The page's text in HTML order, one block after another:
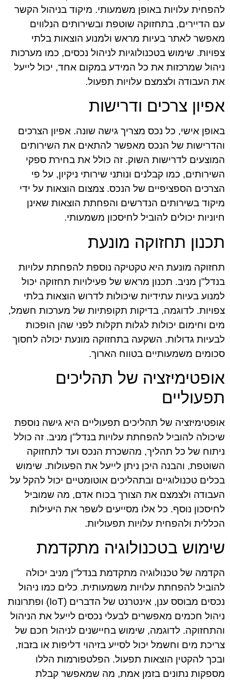
להפחית עלויות באופן משמעותי. מיקוד בניהול הקשר
עם הדיירים, בתחזוקה שוטפת ובשירותים הנלווים
מאפשר לאתר בעיות מראש ולמנוע הוצאות בלתי
צפויות. שימוש בטכנולוגיות לניהול נכסים, כמו מערכות
ניהול שמרכזות את כל המידע במקום אחד, יכול לייעל
את העבודה ולצמצם עלויות תפעול.
אפיון צרכים ודרישות
באופן אישי, כל נכס מצריך גישה שונה. אפיון הצרכים
והדרישות של הנכס מאפשר להתאים את השירותים
המוצעים לדרישות השוק. זה כולל את בחירת ספקי
השירותים, כמו קבלנים ונותני שירותי ניקיון, על פי
הצרכים הספציפיים של הנכס. צמצום הוצאות על ידי
מיקוד בשירותים הנדרשים והפחתת הוצאות שאינן
חיוניות יכולים להוביל לחיסכון משמעותי.
תכנון תחזוקה מונעת
תחזוקה מונעת היא טקטיקה נוספת להפחתת עלויות
בנדל"ן מניב. תכנון מראש של פעילויות תחזוקה יכול
למנוע בעיות עתידיות שיכולות לדרוש הוצאות בלתי
צפויות. לדוגמה, בדיקות תקופתיות של מערכות חשמל,
מים וחימום יכולות לגלות תקלות לפני שהן הופכות
לבעיות גדולות. השקעה בתחזוקה מונעת יכולה לחסוך
סכומים משמעותיים בטווח הארוך.
אופטימיזציה של תהליכים
תפעוליים
אופטימיזציה של תהליכים תפעוליים היא גישה נוספת
שיכולה להוביל להפחתת עלויות בנדל"ן מניב. זה כולל
ניתוח של כל תהליך, מהשכרת הנכס ועד לתחזוקה
השוטפת, והבנה היכן ניתן לייעל את הפעולות. שימוש
בכלים טכנולוגיים ובתהליכים אוטומטיים יכול להקל על
העבודה ולצמצם את הצורך בכוח אדם, מה שמוביל
לחיסכון נוסף. כל אלו מסייעים לשפר את היעילות
הכללית ולהפחית עלויות תפעוליות.
שימוש בטכנולוגיה מתקדמת
הקדמה של טכנולוגיה מתקדמת בנדל"ן מניב יכולה
להוביל להפחתת עלויות משמעותית. כלים כמו ניהול
נכסים מבוסס ענן, אינטרנט של הדברים (IoT) ופתרונות
ניהול חכמים מאפשרים לבעלי נכסים לייעל את הניהול
והתחזוקה. לדוגמה, שימוש בחיישנים לניהול חכם של
צריכת מים וחשמל יכול לסייע בזיהוי דליפות או בזבוז,
ובכך להקטין הוצאות תפעול. הפלטפורמות הללו
מספקות נתונים בזמן אמת, מה שמאפשר קבלת